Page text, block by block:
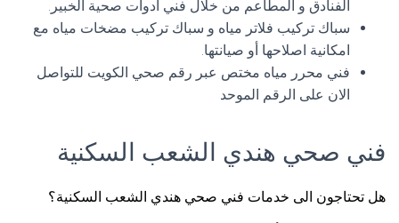
الفنادق و المطاعم من خلال فني ادوات صحية الخبير.
سباك تركيب فلاتر مياه و سباك تركيب مضخات مياه مع
امكانية اصلاحها أو صيانتها.
فني محرر مياه مختص عبر رقم صحي الكويت للتواصل
الان على الرقم الموحد
فني صحي هندي الشعب السكنية
هل تحتاجون الى خدمات فني صحي هندي الشعب السكنية؟